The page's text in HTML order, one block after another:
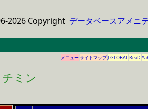
2026 Copyright データベースアメニ
メニューサイトマップJ-GLOBALReaD
チミン